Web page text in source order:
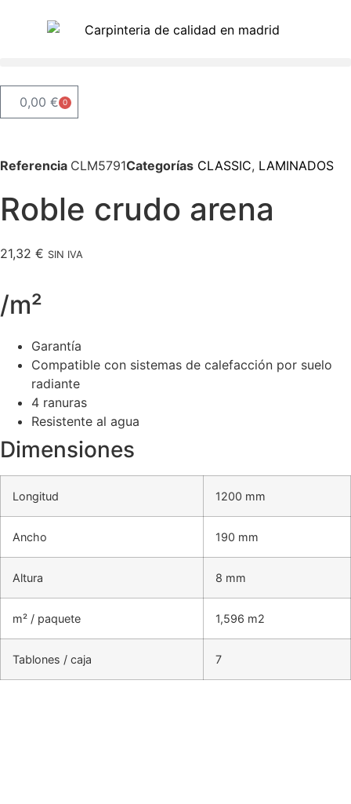
0,00 € 0
Referencia CLM5791Categorías CLASSIC, LAMINADOS
Roble crudo arena
21,32 € SIN IVA
/m²
Garantía
Compatible con sistemas de calefacción por suelo
radiante
4 ranuras
Resistente al agua
Dimensiones
Longitud 1200 mm
Ancho 190 mm
Altura 8 mm
m² / paquete 1,596 m2
Tablones / caja 7